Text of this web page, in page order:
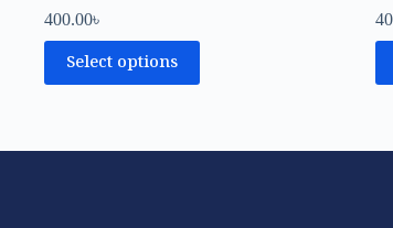
400.00৳
Select options